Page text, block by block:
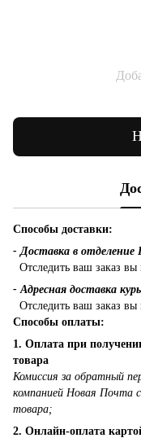
Способы доставки:
- Доставка в
Отследить ваш заказ
- Адресная доставка
Отследить ваш заказ
Способы оплаты:
1. Оплата при
товара
Комиссия за обратный
компанией Новая Почта
товара;
2. Онлайн-оплата